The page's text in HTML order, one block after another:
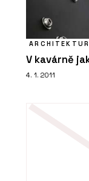
V kavárně
4. 1. 2011